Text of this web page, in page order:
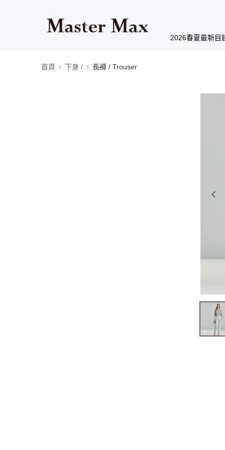
2026春夏最新目
首頁 下身 / 長褲 / Trouser